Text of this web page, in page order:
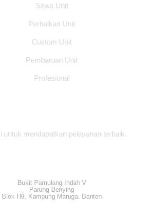
Sewa Unit
Perbaikan Unit
Custom Unit
Pembaruan Unit
Profesional
untuk mendapatkan pelayanan terbaik.
Bukit Pamulang Indah V
Parung Benying
Blok H9, Kampung Maruga. Banten